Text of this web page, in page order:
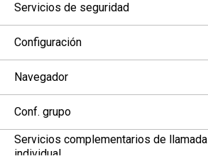
Servicios de seguridad
Configuración
Navegador
Conf. grupo
Servicios complementarios de llamada
individual